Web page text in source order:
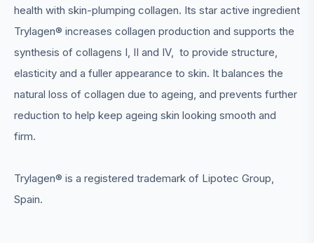
health with skin-plumping collagen. Its star active ingredient
Trylagen® increases collagen production and supports the
synthesis of collagens I, II and IV, to provide structure,
elasticity and a fuller appearance to skin. It balances the
natural loss of collagen due to ageing, and prevents further
reduction to help keep ageing skin looking smooth and
firm.
Trylagen® is a registered trademark of Lipotec Group,
Spain.